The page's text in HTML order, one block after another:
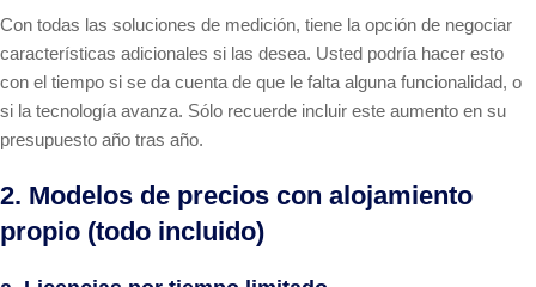
Con todas las soluciones de medición, tiene la opción de negociar
características adicionales si las desea. Usted podría hacer esto
con el tiempo si se da cuenta de que le falta alguna funcionalidad, o
si la tecnología avanza. Sólo recuerde incluir este aumento en su
presupuesto año tras año.
2. Modelos de precios con alojamiento
propio (todo incluido)